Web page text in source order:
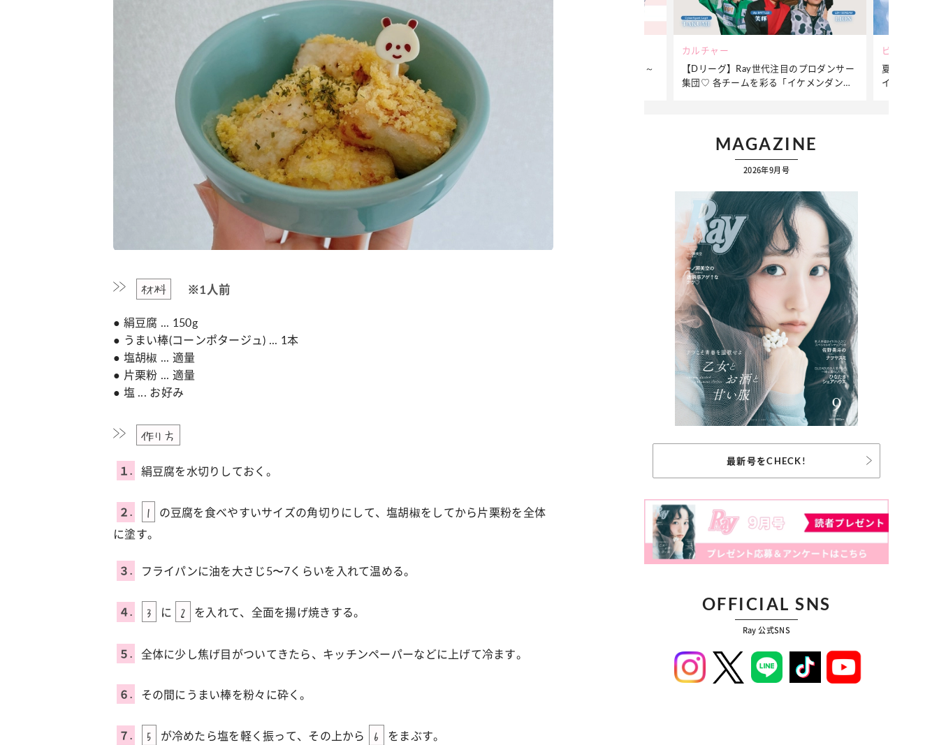
材料 ※1人前
● 絹豆腐 ... 150g
● うまい棒(コーンポタージュ) ... 1本
● 塩胡椒 ... 適量
● 片栗粉 ... 適量
● 塩 ... お好み
作り方
１. 絹豆腐を水切りしておく。
２. 1
の豆腐を食べやすいサイズの角切りにして、塩胡椒をしてから片栗粉を全体
に塗す。
３. フライパンに油を大さじ5〜7くらいを入れて温める。
４. 3 に 2 を入れて、全面を揚げ焼きする。
５. 全体に少し焦げ目がついてきたら、キッチンペーパーなどに上げて冷ます。
６. その間にうまい棒を粉々に砕く。
７. 5 が冷めたら塩を軽く振って、その上から 6 をまぶす。
“憧れワンピ”を着るきっかけに♡ おしゃ
れ女子が夢中な「ヌン活」の楽しみ方
占い
【12星座別】今月の恋愛運♡ 7月23日～
8月20日の運勢は？
【Dリーグ】Ray世代注目のプロダンサー
集団♡ 各チームを彩る「イケメンダンサ
ビューティー
夏だからこそ“水分”が大切！くずれないメ
イクをつくる【保湿ケア】アイテム3選
ファッション
簡単アレン
ぷりの【そ
MAGAZINE
2026年9月号
最新号をCHECK!
OFFICIAL SNS
Ray 公式SNS